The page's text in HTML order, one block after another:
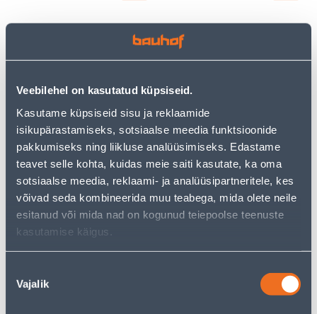
Veebilehel on kasutatud küpsiseid.
Kasutame küpsiseid sisu ja reklaamide
isikupärastamiseks, sotsiaalse meedia funktsioonide
pakkumiseks ning liikluse analüüsimiseks. Edastame
teavet selle kohta, kuidas meie saiti kasutate, ka oma
sotsiaalse meedia, reklaami- ja analüüsipartneritele, kes
võivad seda kombineerida muu teabega, mida olete neile
esitanud või mida nad on kogunud teiepoolse teenuste
kasutamise käigus.
valik
Vajalik
KLAASIPUHASTUSVAHEND
CLIN WINDOWS ANTIFOG
500ML
3.99 € /tk
2.59 €
авторизованного
клиента
Э-ЦЕНА
KLAASIPUHASTUSVAHEND
CLIN PRONATURE 500ML
3.99 € /tk
2 .59 €
авторизованного